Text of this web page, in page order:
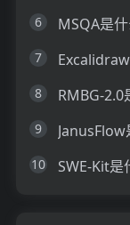
6
7
8
9
10